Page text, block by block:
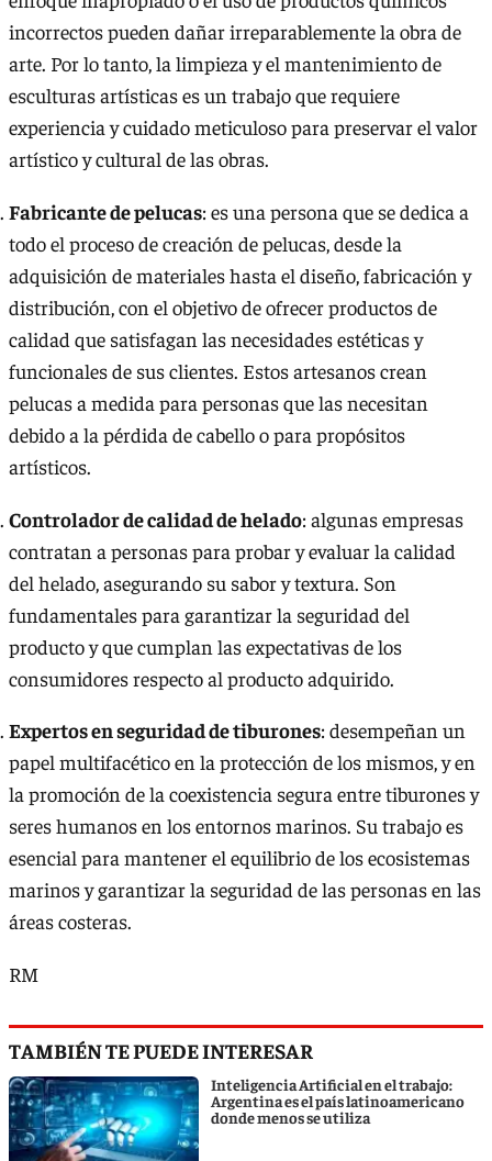
incorrectos pueden dañar irreparablemente la obra de
arte. Por lo tanto, la limpieza y el mantenimiento de
esculturas artísticas es un trabajo que requiere
experiencia y cuidado meticuloso para preservar el valor
artístico y cultural de las obras.
Fabricante de pelucas: es una persona que se dedica a
todo el proceso de creación de pelucas, desde la
adquisición de materiales hasta el diseño, fabricación y
distribución, con el objetivo de ofrecer productos de
calidad que satisfagan las necesidades estéticas y
funcionales de sus clientes. Estos artesanos crean
pelucas a medida para personas que las necesitan
debido a la pérdida de cabello o para propósitos
artísticos.
Controlador de calidad de helado: algunas empresas
contratan a personas para probar y evaluar la calidad
del helado, asegurando su sabor y textura. Son
fundamentales para garantizar la seguridad del
producto y que cumplan las expectativas de los
consumidores respecto al producto adquirido.
Expertos en seguridad de tiburones: desempeñan un
papel multifacético en la protección de los mismos, y en
la promoción de la coexistencia segura entre tiburones y
seres humanos en los entornos marinos. Su trabajo es
esencial para mantener el equilibrio de los ecosistemas
marinos y garantizar la seguridad de las personas en las
áreas costeras.
RM
TAMBIÉN TE PUEDE INTERESAR
Inteligencia Artificial en el trabajo:
Argentina es el país latinoamericano
donde menos se utiliza